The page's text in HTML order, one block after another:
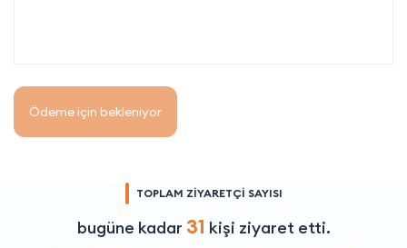
Ödeme için bekleniyor
TOPLAM ZİYARETÇİ SAYISI
bugüne kadar 31 kişi ziyaret etti.